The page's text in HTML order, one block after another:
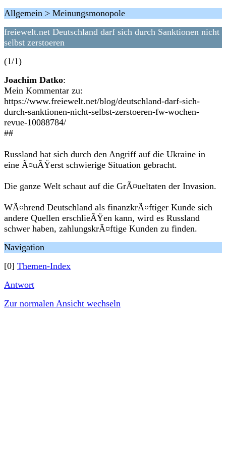
Allgemein > Meinungsmonopole
freiewelt.net Deutschland darf sich durch Sanktionen nicht
selbst zerstoeren
(1/1)
Joachim Datko:
Mein Kommentar zu:
https://www.freiewelt.net/blog/deutschland-darf-sich-
durch-sanktionen-nicht-selbst-zerstoeren-fw-wochen-
revue-10088784/
##
Russland hat sich durch den Angriff auf die Ukraine in
eine Ã¤uÃŸerst schwierige Situation gebracht.
Die ganze Welt schaut auf die GrÃ¤ueltaten der Invasion.
WÃ¤hrend Deutschland als finanzkrÃ¤ftiger Kunde sich
andere Quellen erschlieÃŸen kann, wird es Russland
schwer haben, zahlungskrÃ¤ftige Kunden zu finden.
Navigation
[0] Themen-Index
Antwort
Zur normalen Ansicht wechseln